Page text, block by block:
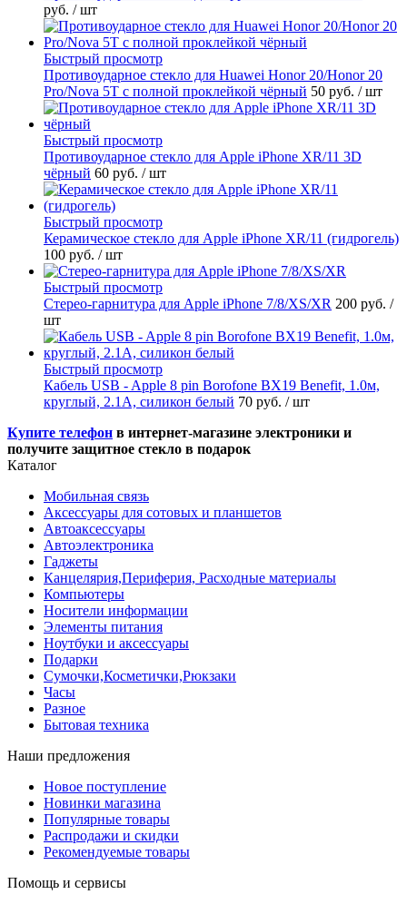
руб. / шт
Быстрый просмотр
Противоударное стекло для Huawei Honor 20/Honor 20
Pro/Nova 5T с полной проклейкой чёрный 50 руб. / шт
Быстрый просмотр
Противоударное стекло для Apple iPhone XR/11 3D
чёрный 60 руб. / шт
Быстрый просмотр
Керамическое стекло для Apple iPhone XR/11 (гидрогель)
100 руб. / шт
Быстрый просмотр
Стерео-гарнитура для Apple iPhone 7/8/XS/XR 200 руб. /
шт
Быстрый просмотр
Кабель USB - Apple 8 pin Borofone BX19 Benefit, 1.0м,
круглый, 2.1A, силикон белый 70 руб. / шт
Купите телефон в интернет-магазине электроники и
получите защитное стекло в подарок
Каталог
Мобильная связь
Аксессуары для сотовых и планшетов
Автоаксессуары
Автоэлектроника
Гаджеты
Канцелярия,Периферия, Расходные материалы
Компьютеры
Носители информации
Элементы питания
Ноутбуки и аксессуары
Подарки
Сумочки,Косметички,Рюкзаки
Часы
Разное
Бытовая техника
Наши предложения
Новое поступление
Новинки магазина
Популярные товары
Распродажи и скидки
Рекомендуемые товары
Помощь и сервисы